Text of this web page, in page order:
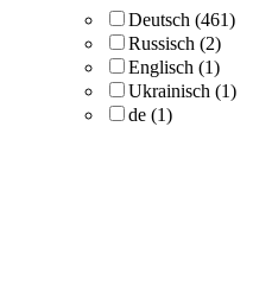
Deutsch (461)
Russisch (2)
Englisch (1)
Ukrainisch (1)
de (1)